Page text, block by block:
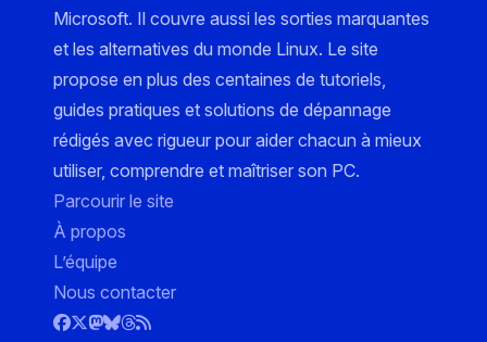
Microsoft. Il couvre aussi les sorties marquantes
et les alternatives du monde Linux. Le site
propose en plus des centaines de tutoriels,
guides pratiques et solutions de dépannage
rédigés avec rigueur pour aider chacun à mieux
utiliser, comprendre et maîtriser son PC.
Parcourir le site
À propos
L’équipe
Nous contacter